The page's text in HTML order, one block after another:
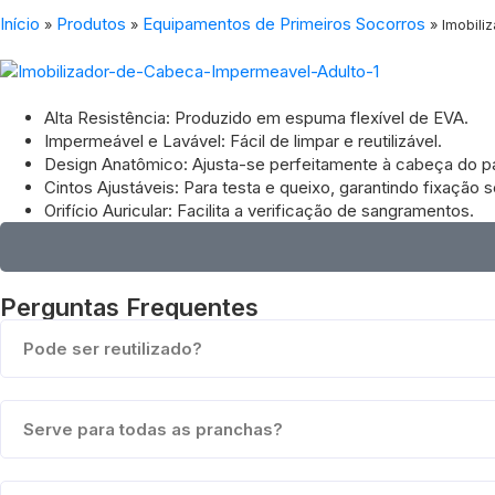
Início » Produtos » Equipamentos de Primeiros Socorros »
Alta Resistência: Produzido em espuma flexível de EVA.
Impermeável e Lavável: Fácil de limpar e reutilizável.
Design Anatômico: Ajusta-se perfeitamente à cabeça do
Cintos Ajustáveis: Para testa e queixo, garantindo fixação
Orifício Auricular: Facilita a verificação de sangramentos.
Perguntas Frequentes
Pode ser reutilizado?
Serve para todas as pranchas?